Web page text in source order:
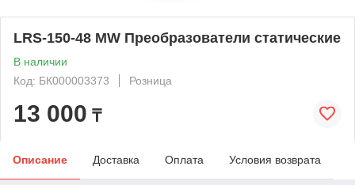
LRS-150-48 MW Преобразователи статические
В наличии
Код: БК000003373
Розница
13 000 ₸
Описание Доставка Оплата Условия возврата